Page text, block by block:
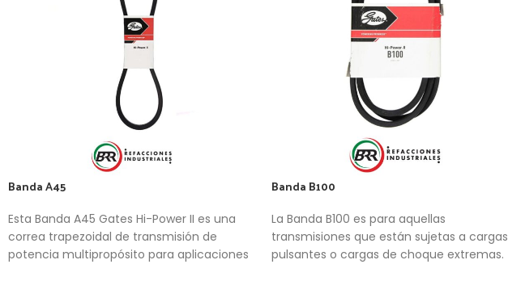
Banda A45
Esta Banda A45 Gates Hi-Power II es una
correa trapezoidal de transmisión de
potencia multipropósito para aplicaciones
Banda B100
La Banda B100 es para aquellas
transmisiones que están sujetas a cargas
pulsantes o cargas de choque extremas.